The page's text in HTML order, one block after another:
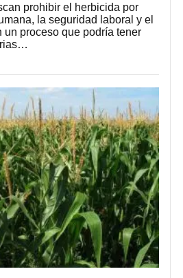
prohibir el herbicida por
la seguridad laboral y el
un proceso que podría tener